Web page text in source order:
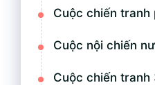
Cuộc chiến tranh
Cuộc nội chiến
Cuộc chiến tranh